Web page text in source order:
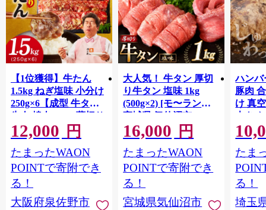
【1位獲得】牛たん
1.5kg ねぎ塩味 小分け
250g×6【成型 牛タン
牛肉 焼肉 BBQ 薄切り
ぎゅうたん スライス
訳あり サイズ不揃
い】 G4721
12,000 円
たまったWAON
POINTで寄附でき
る！
大阪府泉佐野市
大人気！ 牛タン 厚切
り牛タン 塩味 1kg
(500g×2) [モ〜ランド
宮城県 気仙沼市
20564660] 肉 牛肉 精肉
牛たん 牛タン塩 牛た
ん塩 冷凍 焼肉 BBQ ア
ウトドア バーベキュ
ー 厚切り タン
16,000 円
たまったWAON
POINTで寄附でき
る！
宮城県気仙沼市
ハンバ
豚肉
け 真
大き
保存
淡路島
ポーク
き肉
ず 惣
まみ
んのお
たま
る！
埼玉